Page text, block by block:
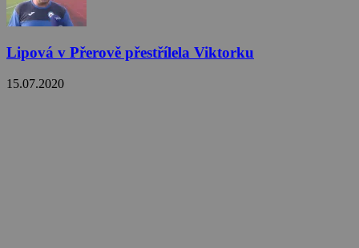
Lipová v Přerově přestřílela Viktorku
15.07.2020